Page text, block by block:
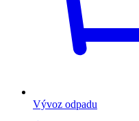
Vývoz odpadu